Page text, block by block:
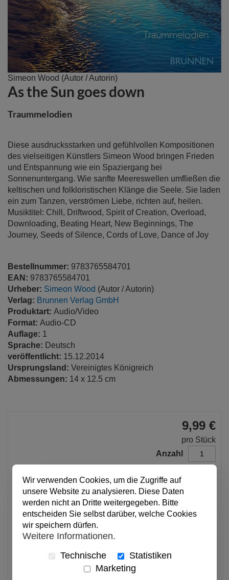
Simeon Wood (Autor / Autorin)
As the Sun goes down
Traummelodien
Diese ausdrucksstarken und gefühlvollen Kompositionen
des vielseitigen Künstlers Simeon Wood bringen Frieden
und Entspannung wie ein Spaziergang bei
Sonnenuntergang. Wie sanfte Meereswellen umfließen die
keltischen und folkloristischen Klänge die Seele. Sie laden
ein zum Tanzen, verströmen Liebe, richten auf, heilen.
Musiktitel: Chill, Driftwood, Spirit of Creation, Overload,
Downloading, Beating Heart, New Beginnings, The
Journey, Seeds of Silence, Cords of Love, Dance of Joy
Bestellnummer: 9783765584701
EAN: 9783765584701
Urheber: Simeon Wood (Autor / Autorin)
Verlag: Brunnen Verlag GmbH
Produktart: Audio/Video
Format: Audio-CD
Auflage: 1
Sprache: Deutsch
veröffentlicht: 15.12.2014
Ursprungsland: Vereinigtes Königreich
Abmessungen: 14 x 12.5 cm
Zum
Anfang
der
Bildergalerie
9,99 €
pro Stück
Anzahl
In den Warenkorb
Artikel merken
Wir verwenden Cookies, um die Zugriffe auf
unsere Website zu analysieren. Diese Daten
werden nicht an Dritte weitergegeben. Bitte
entscheiden Sie selbst darüber, welche Cookies
wir speichern dürfen.
Weitere Informationen.
Technische
Statistiken
Marketing